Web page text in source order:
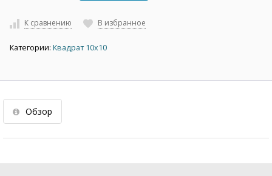
К сравнению В избранное
Категории: Квадрат 10х10
Обзор